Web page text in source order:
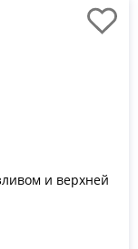
и верхней